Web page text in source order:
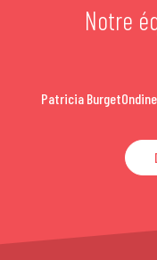
Notre
Patricia Burget